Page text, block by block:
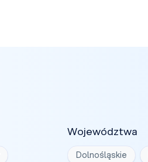
Województwa
Dolnośląskie